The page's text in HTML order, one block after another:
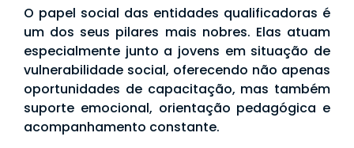
O papel social das entidades qualificadoras é
um dos seus pilares mais nobres. Elas atuam
especialmente junto a jovens em situação de
vulnerabilidade social, oferecendo não apenas
oportunidades de capacitação, mas também
suporte emocional, orientação pedagógica e
acompanhamento constante.